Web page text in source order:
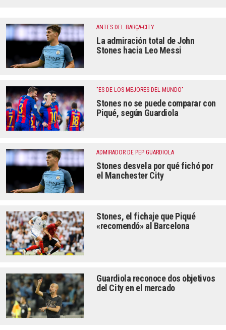
ANTES DEL BARÇA-CITY
La admiración total de John
Stones hacia Leo Messi
"ES DE LOS MEJORES DEL MUNDO"
Stones no se puede comparar con
Piqué, según Guardiola
ADMIRADOR DE PEP GUARDIOLA
Stones desvela por qué fichó por
el Manchester City
Stones, el fichaje que Piqué
«recomendó» al Barcelona
Guardiola reconoce dos objetivos
del City en el mercado